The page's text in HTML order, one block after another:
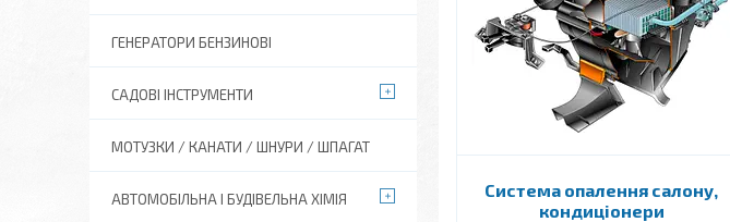
Система опалення салону,
кондиціонери
ГЕНЕРАТОРИ БЕНЗИНОВІ
САДОВІ ІНСТРУМЕНТИ
МОТУЗКИ / КАНАТИ / ШНУРИ / ШПАГАТ
АВТОМОБІЛЬНА І БУДІВЕЛЬНА ХІМІЯ